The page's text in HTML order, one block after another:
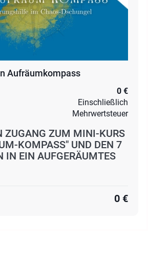
Aufräumkompass
0 €
Einschließlich
Mehrwertsteuer
ZUGANG ZUM MINI-KURS
KOMPASS" UND DEN 7
IN EIN AUFGERÄUMTES
0 €